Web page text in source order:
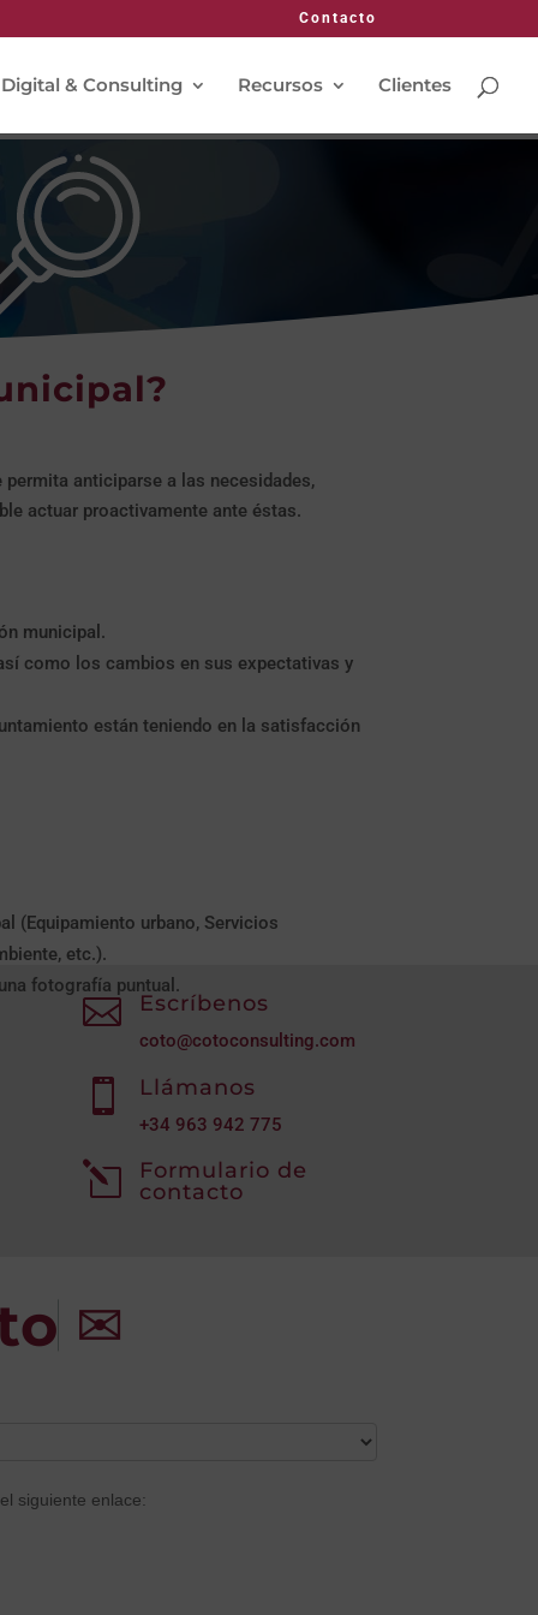
Contacto
& Consulting Recursos Clientes
anticiparse a las necesidades,
actuar proactivamente ante éstas.
municipal.
como los cambios en sus expectativas y
están teniendo en la satisfacción
(Equipamiento urbano, Servicios
etc.).
fotografía puntual.
 Escríbenos
coto@cotoconsulting.com
 Llámanos
+34 963 942 775
l
Formulario de
contacto
✉
siguiente enlace: